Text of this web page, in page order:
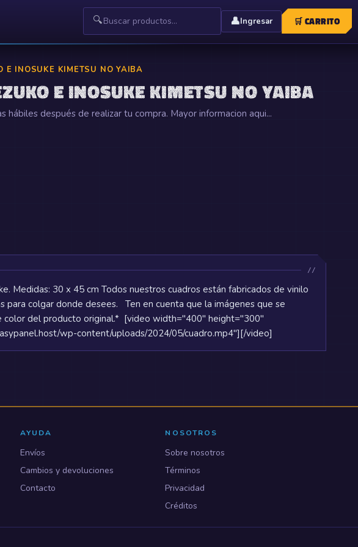
🔍 👤Ingresar 🛒CARRITO
E INOSUKE KIMETSU NO YAIBA
E INOSUKE KIMETSU NO YAIBA
después de realizar tu compra. Mayor informacion aqui...
Medidas: 30 x 45 cm Todos nuestros cuadros están fabricados de vinilo
para colgar donde desees. Ten en cuenta que la imágenes que se
color del producto original.* [video width="400" height="300"
wp-content/uploads/2024/05/cuadro.mp4"][/video]
AYUDA
Envíos
Cambios y devoluciones
Contacto
NOSOTROS
Sobre nosotros
Términos
Privacidad
Créditos